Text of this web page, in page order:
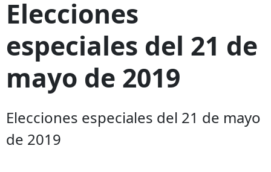
Elecciones
especiales del 21 de
mayo de 2019
Elecciones especiales del 21 de mayo
de 2019